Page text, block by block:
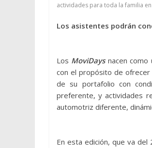
actividades para toda la familia
Los asistentes podrán
Los MoviDaysnacen como
con el propósito de ofrecer
de su portafolio con
preferente, y actividades
automotriz diferente,
En esta edición, que va del